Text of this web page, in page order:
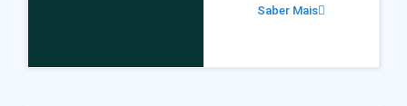
Saber Mais